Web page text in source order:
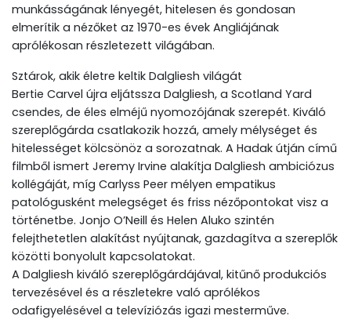
munkásságának lényegét, hitelesen és gondosan
elmerítik a nézőket az 1970-es évek Angliájának
aprólékosan részletezett világában.
Sztárok, akik életre keltik Dalgliesh világát
Bertie Carvel újra eljátssza Dalgliesh, a Scotland Yard
csendes, de éles elméjű nyomozójának szerepét. Kiváló
szereplőgárda csatlakozik hozzá, amely mélységet és
hitelességet kölcsönöz a sorozatnak. A Hadak útján című
filmből ismert Jeremy Irvine alakítja Dalgliesh ambiciózus
kollégáját, míg Carlyss Peer mélyen empatikus
patológusként melegséget és friss nézőpontokat visz a
történetbe. Jonjo O’Neill és Helen Aluko szintén
felejthetetlen alakítást nyújtanak, gazdagítva a szereplők
közötti bonyolult kapcsolatokat.
A Dalgliesh kiváló szereplőgárdájával, kitűnő produkciós
tervezésével és a részletekre való aprólékos
odafigyelésével a televíziózás igazi mesterműve.